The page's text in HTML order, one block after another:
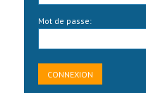
Mot de passe: